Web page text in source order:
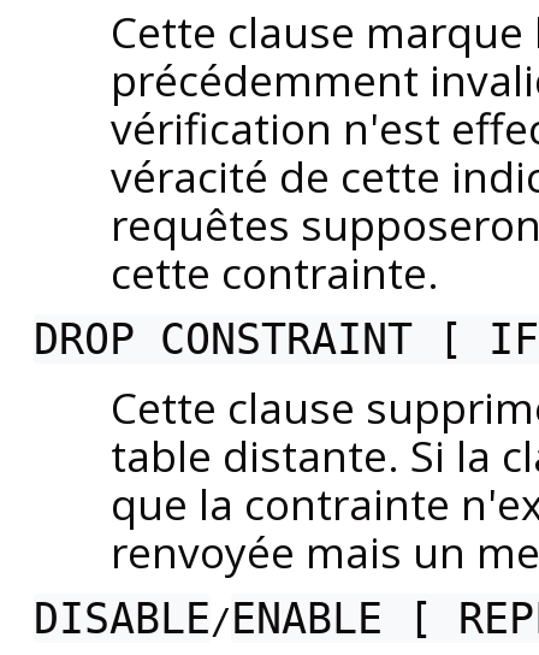
Cette clause
précédemment
vérification n'est
véracité de cette
requêtes
cette contrainte.
DROP CONSTRAINT [
Cette clause
table distante. Si la
que la contrainte
renvoyée mais un
DISABLE/ENABLE [